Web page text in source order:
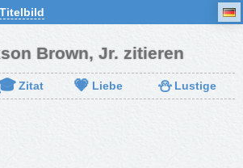
Titelbild
Brown, Jr. zitieren
Zitat 💗 Liebe ⛄ Lustige